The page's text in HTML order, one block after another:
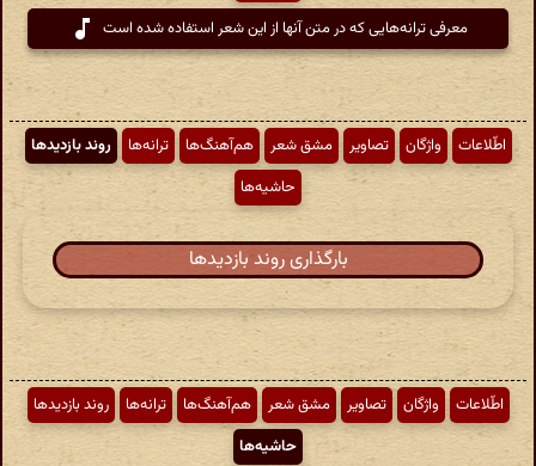
معرفی ترانه‌هایی که در متن آنها از این شعر استفاده شده است
اطّلاعات واژگان تصاویر مشق شعر هم‌آهنگ‌ها ترانه‌ها
روند بازدیدها
حاشیه‌ها
بارگذاری روند بازدیدها
اطّلاعات واژگان تصاویر مشق شعر هم‌آهنگ‌ها ترانه‌ها
روند بازدیدها
حاشیه‌ها